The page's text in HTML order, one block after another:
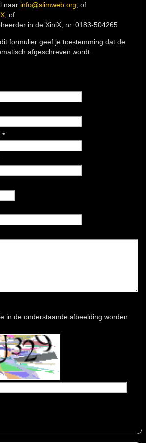
naar info@slimweb.org , of
, of
in de XiniX, nr: 0183-504265
formulier geef je toestemming dat de
afgeschreven wordt.
*
in de onderstaande afbeelding worden